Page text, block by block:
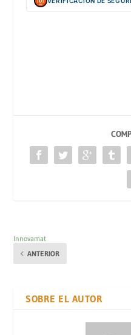
Innovamat
ANTERIOR
SOBRE EL AUTOR